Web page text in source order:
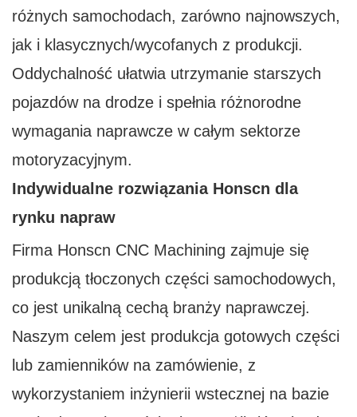
różnych samochodach, zarówno najnowszych,
jak i klasycznych/wycofanych z produkcji.
Oddychalność ułatwia utrzymanie starszych
pojazdów na drodze i spełnia różnorodne
wymagania naprawcze w całym sektorze
motoryzacyjnym.
Indywidualne rozwiązania Honscn dla
rynku napraw
Firma Honscn CNC Machining zajmuje się
produkcją tłoczonych części samochodowych,
co jest unikalną cechą branży naprawczej.
Naszym celem jest produkcja gotowych części
lub zamienników na zamówienie, z
wykorzystaniem inżynierii wstecznej na bazie